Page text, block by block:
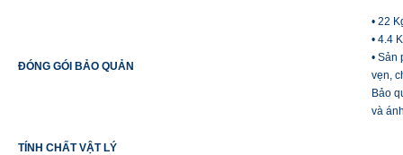
ĐÓNG GÓI BẢO QUẢN
• 22
• 4.4
• Sản
vẹn,
Bảo
và
TÍNH CHẤT VẬT LÝ